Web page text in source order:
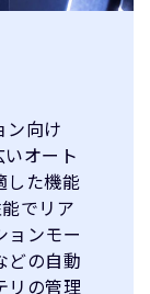
ン向け
オート
した機能
でリア
ョンモー
どの自動
リの管理